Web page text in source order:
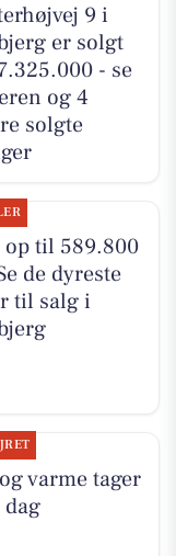
9 i
er solgt
- se
og 4
solgte
op til 589.800
de dyreste
til salg i
varme tager